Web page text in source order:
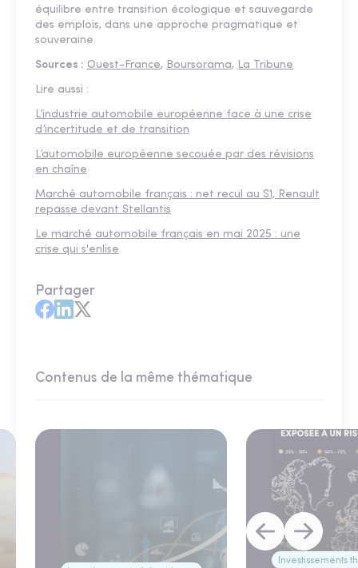
équilibre entre transition écologique et sauvegarde
des emplois, dans une approche pragmatique et
souveraine.
Sources : Ouest-France, Boursorama, La Tribune
Lire aussi :
L’industrie automobile européenne face à une crise
d’incertitude et de transition
L’automobile européenne secouée par des révisions
en chaîne
Marché automobile français : net recul au S1, Renault
repasse devant Stellantis
Le marché automobile français en mai 2025 : une
crise qui s'enlise
Partager
Contenus de la même thématique
Investissements